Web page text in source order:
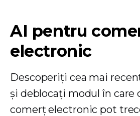
AI pentru
electronic
Descoperiți cea mai
și deblocați modul în care
comerț electronic pot